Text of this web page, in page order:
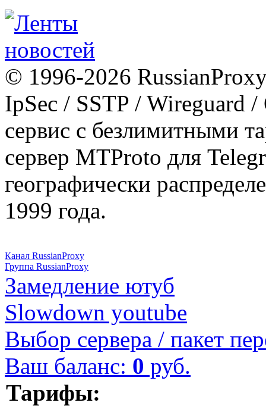
© 1996-2026
IpSec / SSTP / Wireguard
сервис с безлимитными
сервер MTProto для
географически
1999 года.
Канал RussianProxy
Группа RussianProxy
Замедление ютуб
Slowdown youtube
Выбор сервера / пакет
Ваш баланс: 0 руб.
Тарифы: